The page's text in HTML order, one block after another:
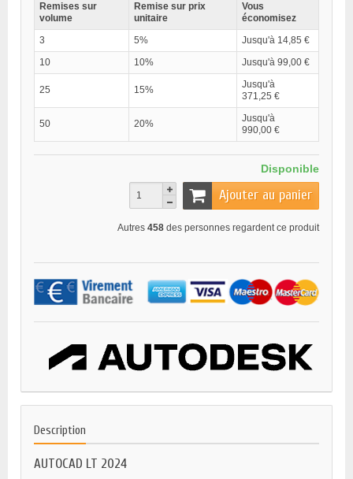
Remises sur
volume
Remise sur prix
unitaire
Vous
économisez
3
5%
Jusqu'à 14,85 €
10
10% Jusqu'à 99,00 €
25 15%
Jusqu'à
371,25 €
50 20%
Jusqu'à
990,00 €
Disponible
Ajouter au panier
Autres 458 des personnes regardent ce produit
Description
AUTOCAD LT 2024